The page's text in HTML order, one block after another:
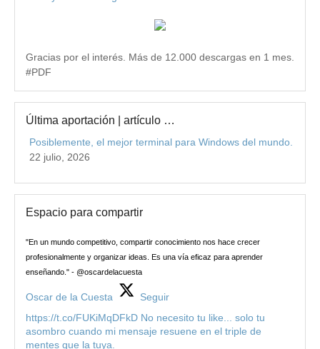
Gracias por el interés. Más de 12.000 descargas en 1 mes.
#PDF
Última aportación | artículo …
Posiblemente, el mejor terminal para Windows del mundo.
22 julio, 2026
Espacio para compartir
"En un mundo competitivo, compartir conocimiento nos hace crecer
profesionalmente y organizar ideas. Es una vía eficaz para aprender
enseñando." - @oscardelacuesta
Oscar de la Cuesta
Seguir
https://t.co/FUKiMqDFkD No necesito tu like... solo tu
asombro cuando mi mensaje resuene en el triple de
mentes que la tuya.